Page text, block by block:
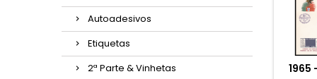
Autoadesivos
Etiquetas
2ª Parte & Vinhetas
1965